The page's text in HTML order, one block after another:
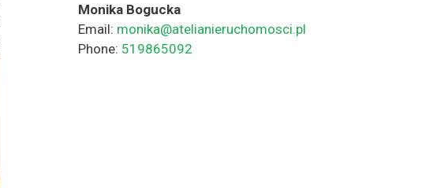
Monika Bogucka
Email: monika@atelianieruchomosci.pl
Phone: 519865092